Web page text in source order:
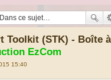
Toolkit (STK) - Boîte
EzCom
15:40